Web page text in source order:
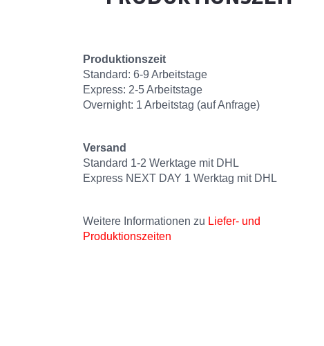
Produktionszeit
Standard: 6-9 Arbeitstage
Express: 2-5 Arbeitstage
Overnight: 1 Arbeitstag (auf Anfrage)
Versand
Standard 1-2 Werktage mit DHL
Express NEXT DAY 1 Werktag mit DHL
Weitere Informationen zu Liefer- und
Produktionszeiten